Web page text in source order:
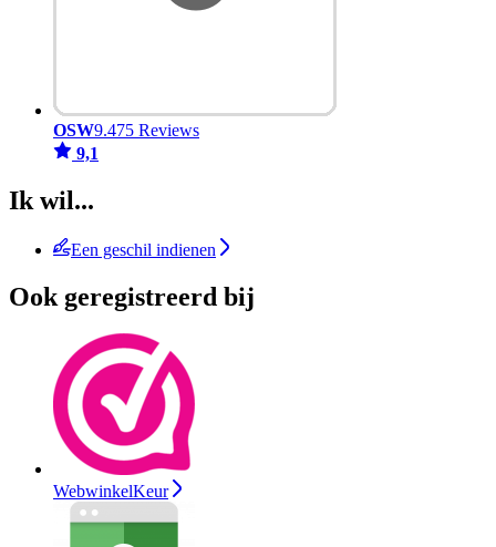
OSW9.475 Reviews
9,1
Ik wil...
Een geschil indienen
Ook geregistreerd bij
WebwinkelKeur